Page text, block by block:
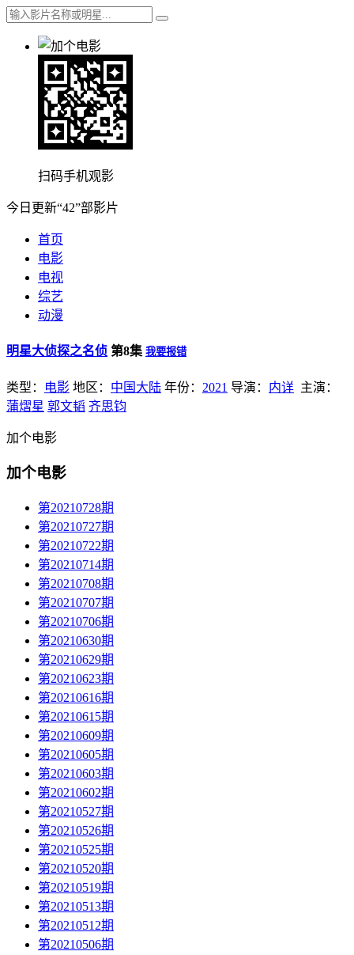
扫码手机观影
今日更新“42”部影片
首页
电影
电视
综艺
动漫
明星大侦探之名侦 第8集 我要报错
类型： 电影 地区： 中国大陆 年份： 2021 导演： 内详 主演：
蒲熠星 郭文韬 齐思钧
加个电影
加个电影
第20210728期
第20210727期
第20210722期
第20210714期
第20210708期
第20210707期
第20210706期
第20210630期
第20210629期
第20210623期
第20210616期
第20210615期
第20210609期
第20210605期
第20210603期
第20210602期
第20210527期
第20210526期
第20210525期
第20210520期
第20210519期
第20210513期
第20210512期
第20210506期